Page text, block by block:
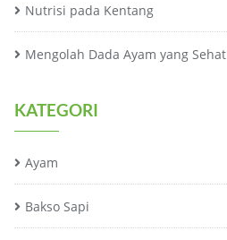
Nutrisi pada Kentang
Mengolah Dada Ayam yang Sehat
KATEGORI
Ayam
Bakso Sapi